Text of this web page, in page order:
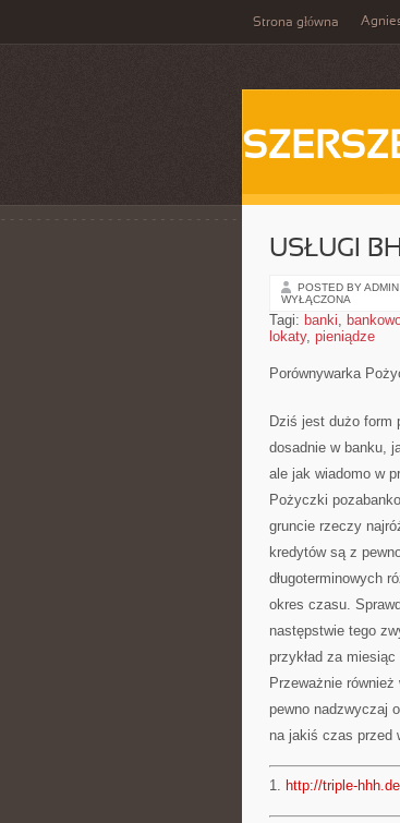
Strona główna
USŁUGI
POSTED BY ADMIN
WYŁĄCZONA
Tagi: banki,
lokaty, pieniądze
Porównywarka
Dziś jest dużo form
dosadnie w banku,
ale jak wiadomo w
Pożyczki
gruncie rzeczy
kredytów są z
długoterminowych
okres czasu.
następstwie tego
przykład za
Przeważnie
pewno nadzwyczaj
na jakiś czas przed
1. http://triple-hhh.de